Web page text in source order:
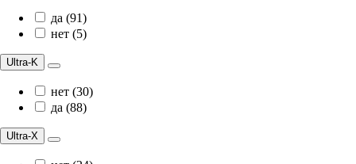
да (91)
нет (5)
Ultra-K
нет (30)
да (88)
Ultra-X